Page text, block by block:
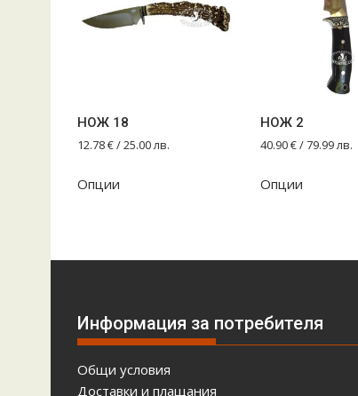
НОЖ 18
12.78€/ 25.00 лв.
Опции
НОЖ 2
40.90€/ 79.99 лв.
Опции
Информация за потребителя
Общи условия
Доставки и плащания